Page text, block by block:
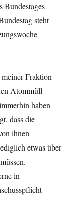
Bundestages
steht
Fraktion
Atommüll-
haben
dass die
ihnen
etwas über
in